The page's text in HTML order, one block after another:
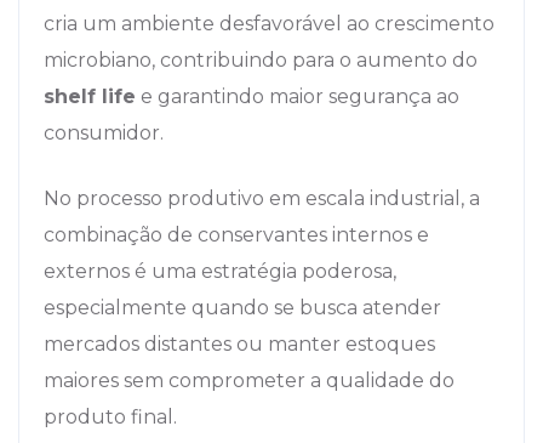
cria um ambiente desfavorável ao crescimento
microbiano, contribuindo para o aumento do
shelf life e garantindo maior segurança ao
consumidor.
No processo produtivo em escala industrial, a
combinação de conservantes internos e
externos é uma estratégia poderosa,
especialmente quando se busca atender
mercados distantes ou manter estoques
maiores sem comprometer a qualidade do
produto final.